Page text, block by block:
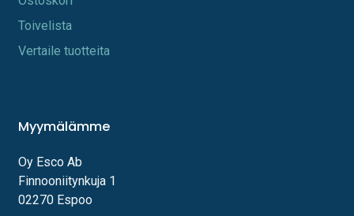
Toi​velista
Vertaile tuotteita
Myymälämme
Oy Esco Ab
Finnooniitynkuja 1
02270 Espoo